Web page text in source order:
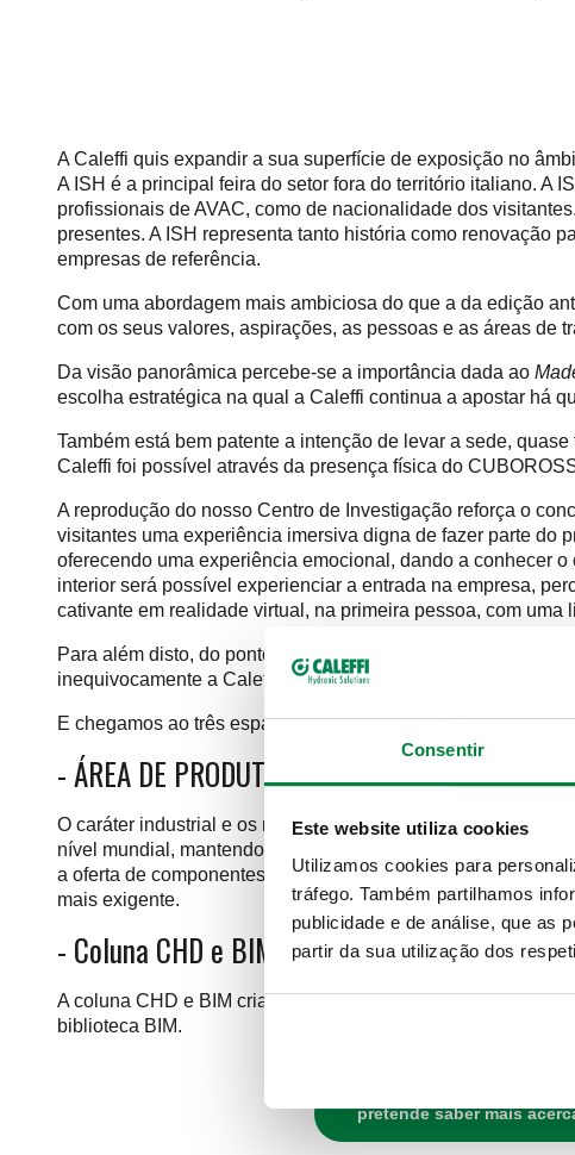
Consentir
Este website utiliza cookies
Utilizamos cookies para
tráfego. Também partilhamos
publicidade e de análise, que as
partir da sua utilização dos
A Caleffi quis expandir a sua superfície de exposição no
A ISH é a principal feira do setor fora do território italiano. A
profissionais de AVAC, como de nacionalidade dos
presentes. A ISH representa tanto história como renovação
empresas de referência.
Com uma abordagem mais ambiciosa do que a da edição
com os seus valores, aspirações, as pessoas e as áreas de
Da visão panorâmica percebe-se a importância dada ao
escolha estratégica na qual a Caleffi continua a apostar há
Também está bem patente a intenção de levar a sede,
Caleffi foi possível através da presença física do
A reprodução do nosso Centro de Investigação reforça o
visitantes uma experiência imersiva digna de fazer parte do
oferecendo uma experiência emocional, dando a conhecer
interior será possível experienciar a entrada na empresa,
cativante em realidade virtual, na primeira pessoa, com uma
Para além disto, do ponto de vista arquitectónico, o
inequivocamente a Caleffi e caracteriza o seu stand, através
E chegamos ao três espaços funcionais principais,
-ÁREA DE PRODUTO > PRODUÇÃO C+
O caráter industrial e os materiais técnicos aqui utilizados e
nível mundial, mantendo elegantemente a sua identidade. O
a oferta de componentes Caleffi para instalações de
mais exigente.
- Coluna CHD e BIM > TARGET: PROJETISTAS
A coluna CHD e BIM cria uma área circular que dá aos
biblioteca BIM.
pretende saber mais